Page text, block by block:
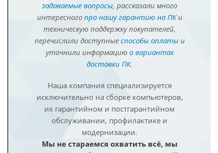
задаваемые вопросы, рассказали много
интересного про нашу гарантию на ПКи
техническую поддержку покупателей,
перечислили доступные способы оплатыи
уточнили информацию о вариантах
доставки ПК.
Наша компания специализируется
исключительно на сборке компьютеров,
их гарантийном и постгарантийном
обслуживании, профилактике и
модернизации.
Мы не стараемся охватить всё, мы